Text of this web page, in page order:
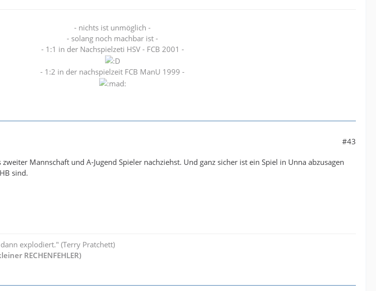
- nichts ist unmöglich -
- solang noch machbar ist -
- 1:1 in der Nachspielzeti HSV - FCB 2001 -
- 1:2 in der nachspielzeit FCB ManU 1999 -
#43
Mannschaft und A-Jugend Spieler nachziehst. Und ganz sicher ist ein Spiel in Unna abzusagen
sind.
explodiert." (Terry Pratchett)
RECHENFEHLER)